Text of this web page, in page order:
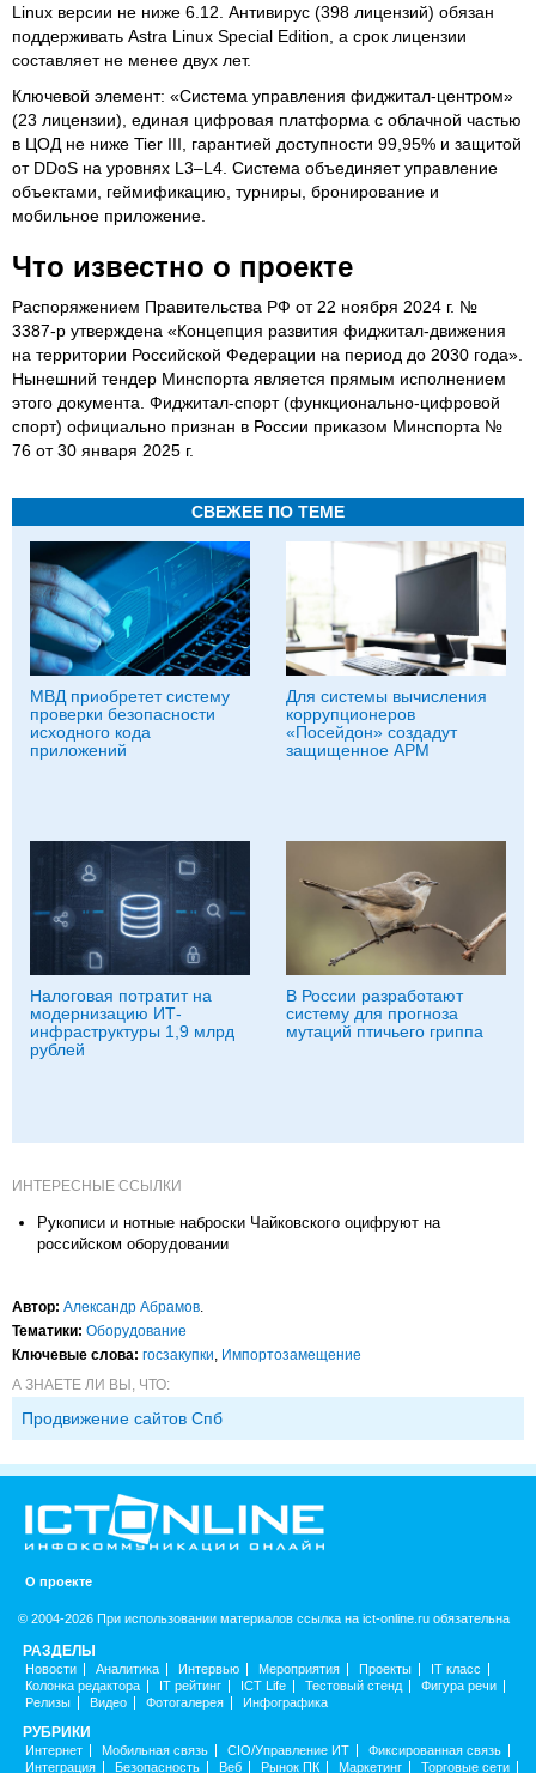
Linux версии не ниже 6.12. Антивирус (398 лицензий) обязан
поддерживать Astra Linux Special Edition, а срок лицензии
составляет не менее двух лет.
Ключевой элемент: «Система управления фиджитал-центром»
(23 лицензии), единая цифровая платформа с облачной частью
в ЦОД не ниже Tier III, гарантией доступности 99,95% и защитой
от DDoS на уровнях L3–L4. Система объединяет управление
объектами, геймификацию, турниры, бронирование и
мобильное приложение.
Что известно о проекте
Распоряжением Правительства РФ от 22 ноября 2024 г. №
3387-р утверждена «Концепция развития фиджитал-движения
на территории Российской Федерации на период до 2030 года».
Нынешний тендер Минспорта является прямым исполнением
этого документа. Фиджитал-спорт (функционально-цифровой
спорт) официально признан в России приказом Минспорта №
76 от 30 января 2025 г.
СВЕЖЕЕ ПО ТЕМЕ
МВД приобретет систему
проверки безопасности
исходного кода
приложений
Для системы вычисления
коррупционеров
«Посейдон» создадут
защищенное АРМ
Налоговая потратит на
модернизацию ИТ-
инфраструктуры 1,9 млрд
рублей
В России разработают
систему для прогноза
мутаций птичьего гриппа
ИНТЕРЕСНЫЕ ССЫЛКИ
Рукописи и нотные наброски Чайковского оцифруют на
российском оборудовании
Автор: Александр Абрамов.
Тематики: Оборудование
Ключевые слова: госзакупки, Импорто­замещение
А ЗНАЕТЕ ЛИ ВЫ, ЧТО:
Продвижение сайтов Спб
О проекте
© 2004-2026 При использовании материалов ссылка на ict-online.ru обязательна
РАЗДЕЛЫ
Новости Аналитика Интервью Мероприятия Проекты
IT класс
Колонка редактора
IT рейтинг ICT Life Тестовый стенд
Фигура речи
Релизы
Видео Фотогалерея Инфографика
РУБРИКИ
Интернет Мобильная связь CIO/Управление ИТ
Фиксированная связь
Интеграция
Безопасность Веб Рынок ПК Маркетинг Торговые сети